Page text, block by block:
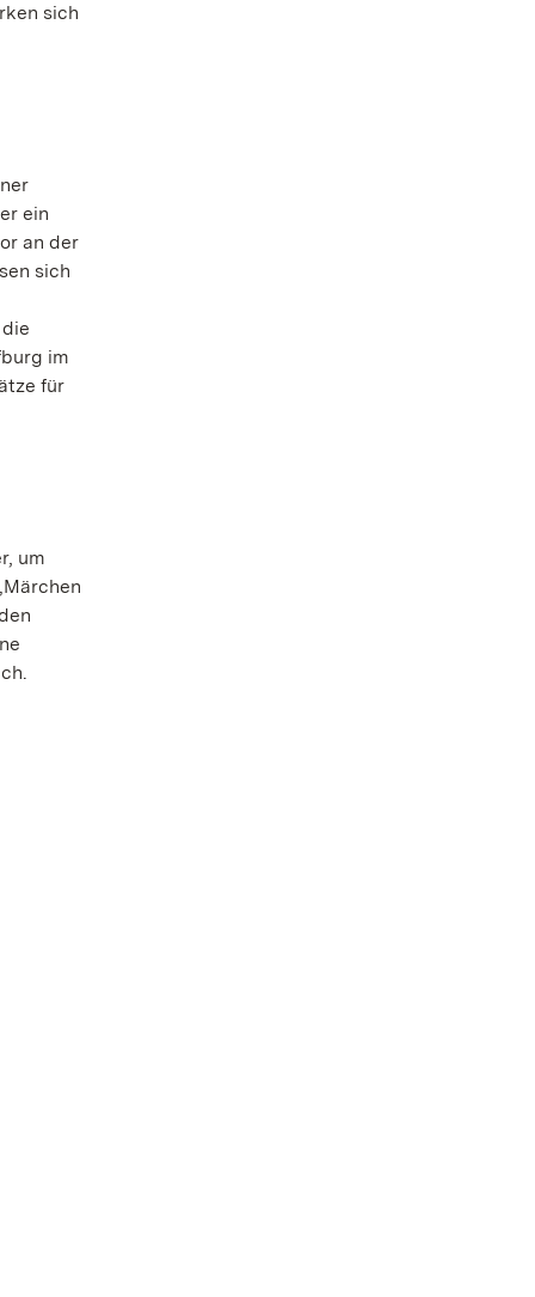
sich
ein
an der
sich
im
für
um